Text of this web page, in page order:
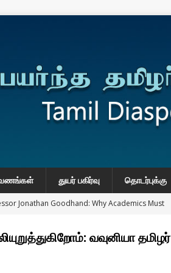
துயர் பகிர்வு தொடர்புக்கு
Jonathan Goodhand: Why Academics Must
“Ranji” SriKanthan (1954–2026), Boston,
வவுனியா தமிழர்